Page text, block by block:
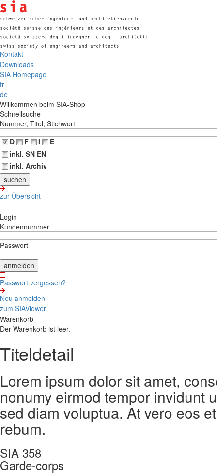
Kontakt
Downloads
SIA Homepage
fr
de
Willkommen beim SIA-Shop
Schnellsuche
Nummer, Titel, Stichwort
D
F I
E
inkl. SN EN
inkl. Archiv
zur Übersicht
Login
Kundennummer
Passwort
Passwort vergessen?
Neu anmelden
zum SIAViewer
Warenkorb
Der Warenkorb ist leer.
Titeldetail
Lorem ipsum dolor sit amet,
nonumy eirmod tempor invidunt
sed diam voluptua. At vero eos
rebum.
SIA 358
Garde-corps